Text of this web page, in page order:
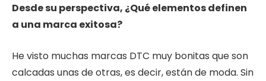
Desde su perspectiva, ¿Qué elementos definen
a una marca exitosa?
He visto muchas marcas DTC muy bonitas que son
calcadas unas de otras, es decir, están de moda. Sin